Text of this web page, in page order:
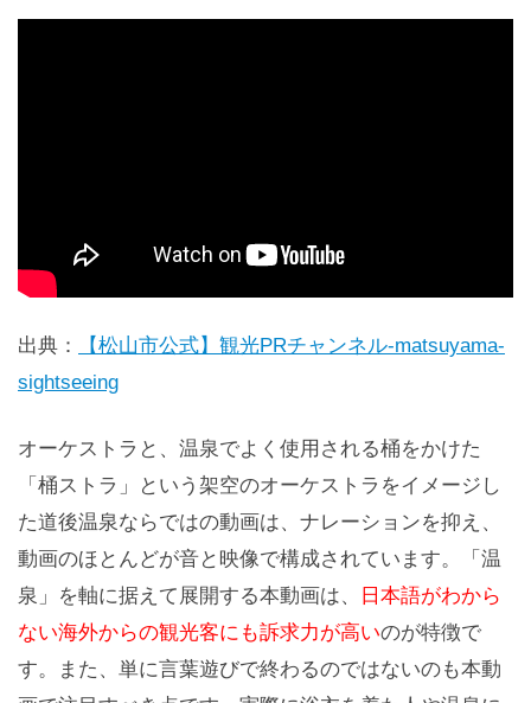
出典：
【松山市公式】観光PRチャンネル-matsuyama-
sightseeing
オーケストラと、温泉でよく使用される桶をかけた
「桶ストラ」という架空のオーケストラをイメージし
た道後温泉ならではの動画は、ナレーションを抑え、
動画のほとんどが音と映像で構成されています。「温
泉」を軸に据えて展開する本動画は、
日本語がわから
ない海外からの観光客にも訴求力が高いのが特徴で
す。また、単に言葉遊びで終わるのではないのも本動